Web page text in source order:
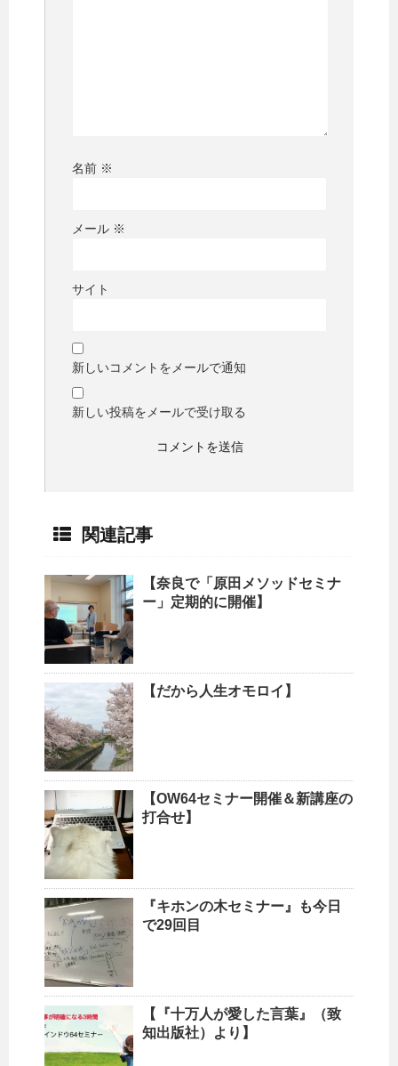
名前 ※
メール ※
サイト
新しいコメントをメールで通知
新しい投稿をメールで受け取る
関連記事
【奈良で「原田メソッドセミナ
ー」定期的に開催】
【だから人生オモロイ】
【OW64セミナー開催＆新講座の
打合せ】
『キホンの木セミナー』も今日
で29回目
【『十万人が愛した言葉』（致
知出版社）より】